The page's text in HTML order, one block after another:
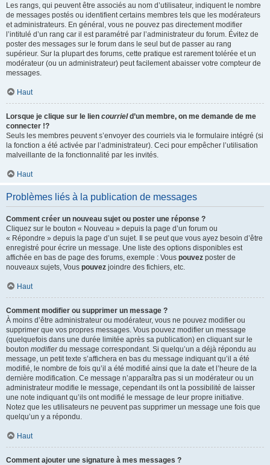
Les rangs, qui peuvent être associés au nom d’utilisateur, indiquent le nombre
de messages postés ou identifient certains membres tels que les modérateurs
et administrateurs. En général, vous ne pouvez pas directement modifier
l’intitulé d’un rang car il est paramétré par l’administrateur du forum. Évitez de
poster des messages sur le forum dans le seul but de passer au rang
supérieur. Sur la plupart des forums, cette pratique est rarement tolérée et un
modérateur (ou un administrateur) peut facilement abaisser votre compteur de
messages.
Haut
Lorsque je clique sur le lien courrield’un membre, on me demande de me
connecter !?
Seuls les membres peuvent s’envoyer des courriels via le formulaire intégré (si
la fonction a été activée par l’administrateur). Ceci pour empêcher l’utilisation
malveillante de la fonctionnalité par les invités.
Haut
Problèmes liés à la publication de messages
Comment créer un nouveau sujet ou poster une réponse ?
Cliquez sur le bouton « Nouveau » depuis la page d’un forum ou
« Répondre » depuis la page d’un sujet. Il se peut que vous ayez besoin d’être
enregistré pour écrire un message. Une liste des options disponibles est
affichée en bas de page des forums, exemple : Vous pouvez poster de
nouveaux sujets, Vous pouvez joindre des fichiers, etc.
Haut
Comment modifier ou supprimer un message ?
À moins d’être administrateur ou modérateur, vous ne pouvez modifier ou
supprimer que vos propres messages. Vous pouvez modifier un message
(quelquefois dans une durée limitée après sa publication) en cliquant sur le
bouton modifierdu message correspondant. Si quelqu’un a déjà répondu au
message, un petit texte s’affichera en bas du message indiquant qu’il a été
modifié, le nombre de fois qu’il a été modifié ainsi que la date et l’heure de la
dernière modification. Ce message n’apparaîtra pas si un modérateur ou un
administrateur modifie le message, cependant ils ont la possibilité de laisser
une note indiquant qu’ils ont modifié le message de leur propre initiative.
Notez que les utilisateurs ne peuvent pas supprimer un message une fois que
quelqu’un y a répondu.
Haut
Comment ajouter une signature à mes messages ?